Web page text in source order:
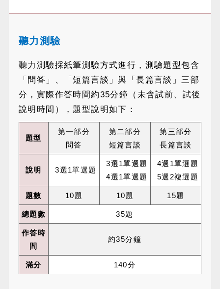
聽力測驗
聽力測驗採紙筆測驗方式進行，測驗題型包含
「問答」、「短篇言談」與「長篇言談」三部
分，實際作答時間約35分鐘（未含試前、試後
說明時間），題型說明如下：
題型
第一部分
問答
第二部分
短篇言談
第三部分
長篇言談
說明 3選1單選題
3選1單選題
4選1單選題
4選1單選題
5選2複選題
題數 10題 10題 15題
總題數 35題
作答時
間
約35分鐘
滿分 140分